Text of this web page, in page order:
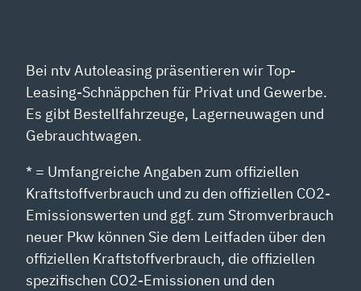
Bei ntv Autoleasing präsentieren wir Top-
Leasing-Schnäppchen für Privat und Gewerbe.
Es gibt Bestellfahrzeuge, Lagerneuwagen und
Gebrauchtwagen.
* = Umfangreiche Angaben zum offiziellen
Kraftstoffverbrauch und zu den offiziellen CO2-
Emissionswerten und ggf. zum Stromverbrauch
neuer Pkw können Sie dem Leitfaden über den
offiziellen Kraftstoffverbrauch, die offiziellen
spezifischen CO2-Emissionen und den